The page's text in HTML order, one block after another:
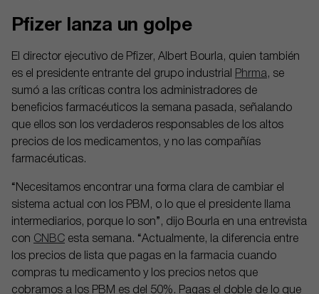
Pfizer lanza un golpe
El director ejecutivo de Pfizer, Albert Bourla, quien también
es el presidente entrante del grupo industrial
Phrma, se
sumó a las críticas contra los administradores de
beneficios farmacéuticos la semana pasada, señalando
que ellos son los verdaderos responsables de los altos
precios de los medicamentos, y no las compañías
farmacéuticas.
“Necesitamos encontrar una forma clara de cambiar el
sistema actual con los PBM, o lo que el presidente llama
intermediarios, porque lo son”, dijo Bourla en una entrevista
con CNBC esta semana. “Actualmente, la diferencia entre
los precios de lista que pagas en la farmacia cuando
compras tu medicamento y los precios netos que
cobramos a los PBM es del 50%. Pagas el doble de lo que